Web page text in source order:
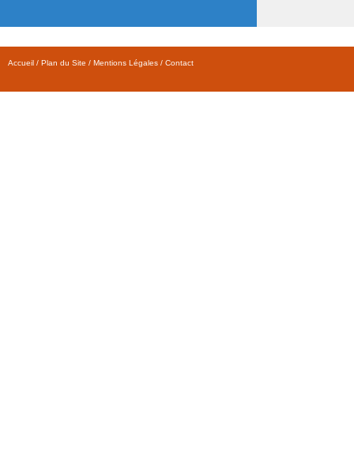
Accueil / Plan du Site / Mentions Légales / Contact